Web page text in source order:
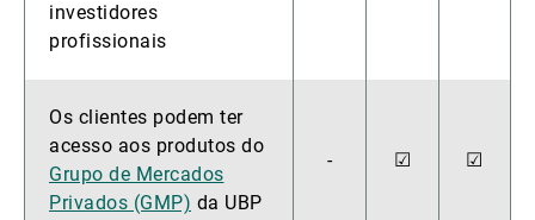
investidores
profissionais
Os clientes podem ter
acesso aos produtos do
Grupo de Mercados
Privados (GMP) da UBP
- ☑ ☑